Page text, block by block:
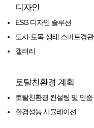
디자인
ESG 디자인 솔루션
도시·토목·생태 스마트경관
갤러리
토탈친환경 계획
토탈친환경 컨설팅 및 인증
환경성능 시뮬레이션